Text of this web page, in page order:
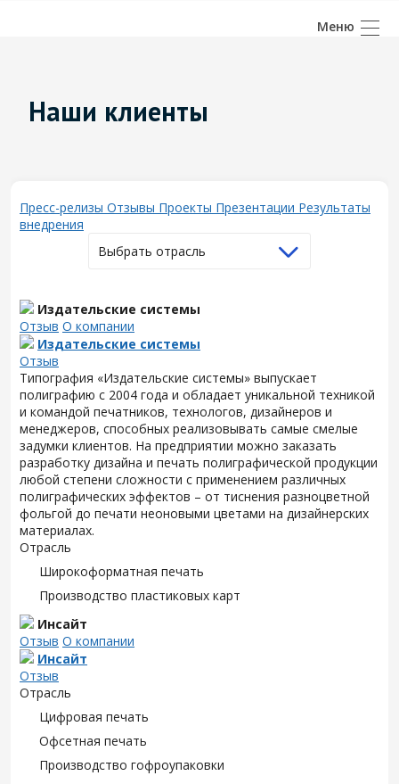
Наши клиенты
Пресс-релизы Отзывы Проекты Презентации Результаты
внедрения
Выбрать отрасль
Издательские системы
Отзыв О компании
Издательские системы
Отзыв
Типография «Издательские системы» выпускает
полиграфию с 2004 года и обладает уникальной техникой
и командой печатников, технологов, дизайнеров и
менеджеров, способных реализовывать самые смелые
задумки клиентов. На предприятии можно заказать
разработку дизайна и печать полиграфической продукции
любой степени сложности с применением различных
полиграфических эффектов – от тиснения разноцветной
фольгой до печати неоновыми цветами на дизайнерских
материалах.
Отрасль
Широкоформатная печать
Производство пластиковых карт
Инсайт
Отзыв О компании
Инсайт
Отзыв
Отрасль
Цифровая печать
Офсетная печать
Производство гофроупаковки